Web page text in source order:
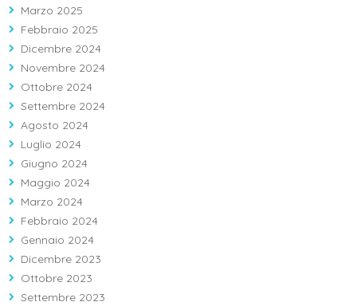
Marzo 2025
Febbraio 2025
Dicembre 2024
Novembre 2024
Ottobre 2024
Settembre 2024
Agosto 2024
Luglio 2024
Giugno 2024
Maggio 2024
Marzo 2024
Febbraio 2024
Gennaio 2024
Dicembre 2023
Ottobre 2023
Settembre 2023